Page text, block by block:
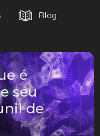
Blog
é
seu
de